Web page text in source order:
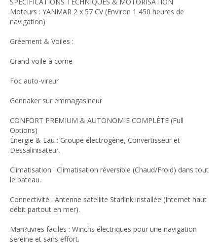
Moteurs : YANMAR 2 x 57 CV (Environ 1 450 heures de
navigation)
Gréement & Voiles :
Grand-voile à corne
Foc auto-vireur
Gennaker sur emmagasineur
CONFORT PREMIUM & AUTONOMIE COMPLÈTE (Full
Options)
Énergie & Eau : Groupe électrogène, Convertisseur et
Dessalinisateur.
Climatisation : Climatisation réversible (Chaud/Froid) dans tout
le bateau.
Connectivité : Antenne satellite Starlink installée (Internet haut
débit partout en mer).
Man?uvres faciles : Winchs électriques pour une navigation
sereine et sans effort.